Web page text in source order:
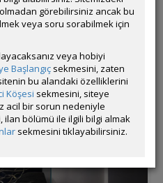
görebilirsiniz ancak bu
veya soru sorabilmek için
veya hobiyi
Başlangıç sekmesini, zaten
bu alandaki özelliklerini
Köşesi sekmesini, siteye
acil bir sorun nedeniyle
ilan bölümü ile ilgili bilgi almak
sekmesini tıklayabilirsiniz.